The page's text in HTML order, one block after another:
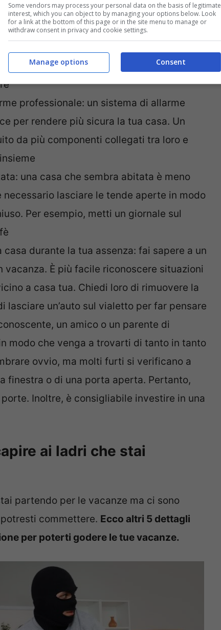
tua casa in modo critico come se fossi tu
dove qualcuno potrebbe nascondersi?
posti facili da cui arrampicarsi, come una
in questo modo, scoprirai punti deboli
professionale: un sistema di allarme
per rendere più sicura la tua casa. Un
da più componenti collegati tra loro e
una casa che sembra abitata è meno
lasciare le tende aperte in modo
Per esempio, metti un giornale sul
durante la tua assenza: fai sapere a un
È più facile riconoscere situazioni
a casa tua. Chiedi loro di rimuovere la
lasciare un’auto sul vialetto per far pensare
un amico o un parente di
modo che venga a trovarti di tanto in tanto
ovvio, ma molti furti si verificano a
finestra o di una porta aperta. Pertanto,
Inoltre, è consigliabile investire in una
ai ladri che stai
partendo per le vacanze ma ci sono
commettere. Ecco altri 5 dettagli
per poterti godere le tue vacanze.
Some vendors may process your personal data on the basis of legitimate
interest, which you can object to by managing your options below. Look
for a link at the bottom of this page or in the site menu to manage or
withdraw consent in privacy and cookie settings.
Consent
Manage options